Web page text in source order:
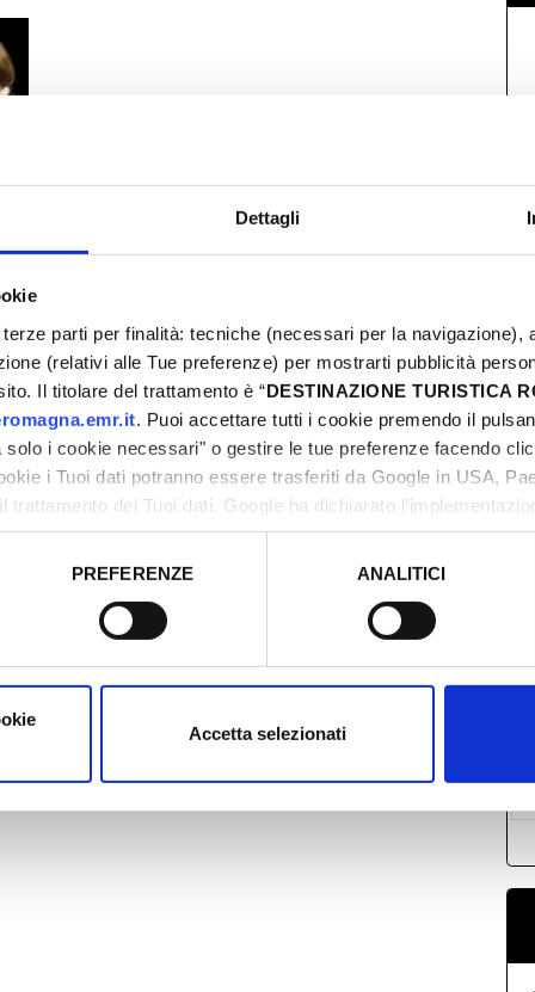
Dettagli
parti per finalità: tecniche (necessari per la navigazione),
(relativi alle Tue preferenze) per mostrarti pubblicità
Il titolare del trattamento è “DESTINAZIONE TURISTICA
. Puoi accettare tutti i cookie premendo il
i cookie necessari" o gestire le tue preferenze facendo clic
i Tuoi dati potranno essere trasferiti da Google in USA,
trattamento dei Tuoi dati. Google ha dichiarato
che abbiamo valutato essere sufficienti.
PREFERENZE ANALITICI
Accetta selezionati